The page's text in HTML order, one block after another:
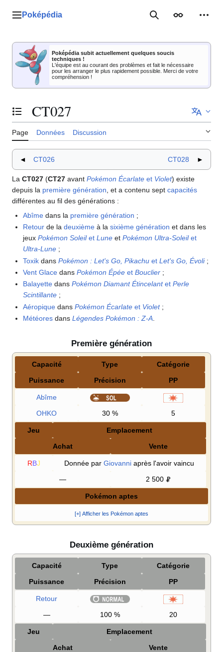
Menu principal
Poképédia RechercherApparence
Poképédia subit actuellement quelques soucis
techniques !
L'équipe est au courant des problèmes et fait le nécessaire
pour les arranger le plus rapidement possible. Merci de votre
compréhension !
Basculer la table des matières
CT027
Page Données Discussion
◄ CT026 CT028 ►
La CT027 (CT27 avant Pokémon Écarlate et Violet) existe
depuis la première génération , et a contenu sept capacités
différentes au fil des générations :
Abîme dans la première génération ;
Retour de ladeuxième à lasixième génération et dans les
jeuxPokémon SoleiletLune etPokémon Ultra-Soleilet
Ultra-Lune ;
Toxik dansPokémon : Let's Go, Pikachu etLet's Go, Évoli ;
Vent Glace dansPokémon Épée etBouclier ;
Balayette dansPokémon Diamant ÉtincelantetPerle
Scintillante ;
Aéropique dansPokémon Écarlate et Violet ;
Météores dansLégendes Pokémon :Z-A.
Première génération
Capacité Type
Catégorie
Puissance
Précision PP
Abîme
OHKO
30 % 5
Jeu
Emplacement
Achat
Vente
RBJ Donnée parGiovanni après l'avoir vaincu
—
2 500
Pokémon aptes
[+] Afficher les Pokémon aptes
Deuxième génération
Capacité Type
Catégorie
Puissance
Précision PP
Retour
—
100 % 20
Jeu
Emplacement
Achat
Vente